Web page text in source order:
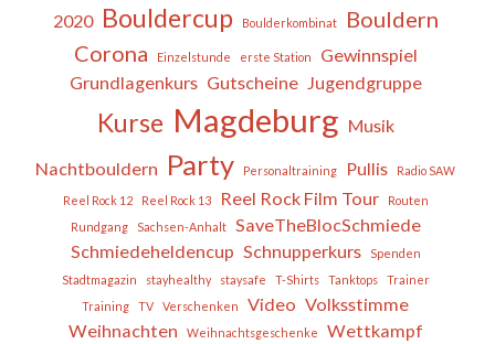
2020 Bouldercup Boulderkombinat
Bouldern
Corona
Einzelstunde erste Station
Gewinnspiel
Grundlagenkurs Gutscheine Jugendgruppe
Kurse Magdeburg Musik
Nachtbouldern Party Personaltraining Pullis Radio SAW
Reel Rock 12 Reel Rock 13 Reel Rock Film Tour
Routen
Rundgang
Sachsen-Anhalt
SaveTheBlocSchmiede
Schmiedeheldencup Schnupperkurs
Spenden
Stadtmagazin
stayhealthy staysafe T-Shirts Tanktops
Trainer
Training
TV Verschenken Video Volksstimme
Weihnachten
Weihnachtsgeschenke
Wettkampf